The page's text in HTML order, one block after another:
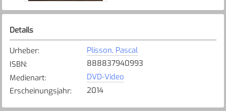
Details
Urheber:
Plisson, Pascal
ISBN:
888837940993
Medienart:
DVD-Video
Erscheinungsjahr: 2014